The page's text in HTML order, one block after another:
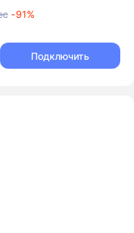
-91%
Подключить